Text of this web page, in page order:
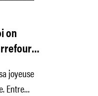
on
joyeuse
Entre